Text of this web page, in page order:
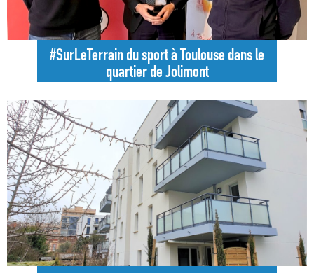
#SurLeTerrain du sport à Toulouse dans le
quartier de Jolimont